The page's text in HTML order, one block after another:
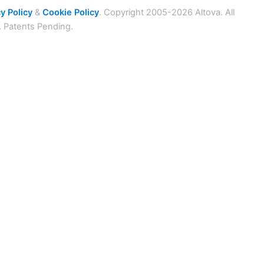
Policy& Cookie Policy. Copyright 2005-2026 Altova. All
Patents Pending.